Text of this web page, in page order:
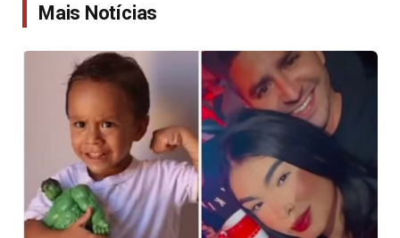
Mais Notícias